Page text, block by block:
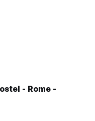
- Rome -